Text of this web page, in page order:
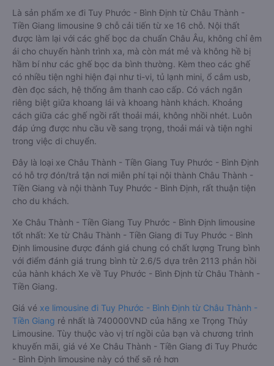
Là sản phẩm xe đi Tuy Phước - Bình Định từ Châu Thành -
Tiền Giang limousine 9 chỗ cải tiến từ xe 16 chỗ. Nội thất
được làm lại với các ghế bọc da chuẩn Châu Âu, không chỉ êm
ái cho chuyến hành trình xa, mà còn mát mẻ và không hề bị
hầm bí như các ghế bọc da bình thường. Kèm theo các ghế
có nhiều tiện nghi hiện đại như ti-vi, tủ lạnh mini, ổ cắm usb,
đèn đọc sách, hệ thống âm thanh cao cấp. Có vách ngăn
riêng biệt giữa khoang lái và khoang hành khách. Khoảng
cách giữa các ghế ngồi rất thoải mái, không nhồi nhét. Luôn
đáp ứng được nhu cầu về sang trọng, thoải mái và tiện nghi
trong việc di chuyển.
Đây là loại xe Châu Thành - Tiền Giang Tuy Phước - Bình Định
có hỗ trợ đón/trả tận nơi miễn phí tại nội thành Châu Thành -
Tiền Giang và nội thành Tuy Phước - Bình Định, rất thuận tiện
cho du khách.
Xe Châu Thành - Tiền Giang Tuy Phước - Bình Định limousine
tốt nhất: Xe từ Châu Thành - Tiền Giang đi Tuy Phước - Bình
Định limousine được đánh giá chung có chất lượng Trung bình
với điểm đánh giá trung bình từ 2.6/5 dựa trên 2113 phản hồi
của hành khách Xe về Tuy Phước - Bình Định từ Châu Thành -
Tiền Giang.
Giá vé xe limousine đi Tuy Phước - Bình Định từ Châu Thành -
Tiền Giang rẻ nhất là 740000VND của hãng xe Trọng Thủy
Limousine. Tùy thuộc vào vị trí ngồi của bạn và chương trình
khuyến mãi, giá vé Xe Châu Thành - Tiền Giang đi Tuy Phước
- Bình Định limousine này có thể sẽ rẻ hơn